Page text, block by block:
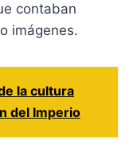
contaban
imágenes.
la cultura
del Imperio